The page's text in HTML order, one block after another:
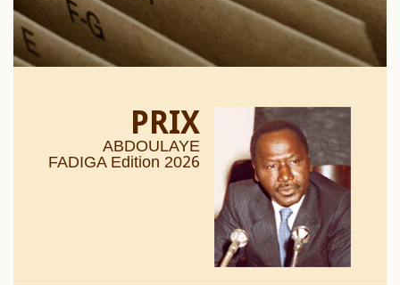
PRIX
ABDOULAYE
FADIGA Edition 2026